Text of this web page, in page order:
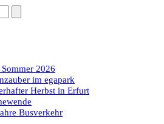
Sommer 2026
im egapark
Herbst in Erfurt
Busverkehr